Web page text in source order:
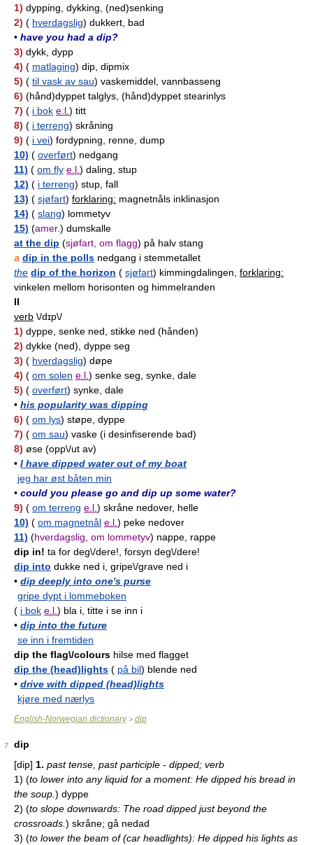
1) dypping, dykking, (ned)senking
2) ( hverdagslig) dukkert, bad
• have you had a dip?
3) dykk, dypp
4) ( matlaging) dip, dipmix
5) ( til vask av sau) vaskemiddel, vannbasseng
6) (hånd)dyppet talglys, (hånd)dyppet stearinlys
7) ( i bok e.l.) titt
8) ( i terreng) skråning
9) ( i vei) fordypning, renne, dump
10) ( overført) nedgang
11) ( om fly e.l.) daling, stup
12) ( i terreng) stup, fall
13) ( sjøfart) forklaring: magnetnåls inklinasjon
14) ( slang) lommetyv
15) (amer.) dumskalle
at the dip (sjøfart, om flagg) på halv stang
a dip in the polls nedgang i stemmetallet
the dip of the horizon ( sjøfart) kimmingdalingen, forklaring:
vinkelen mellom horisonten og himmelranden
II
verb \/dɪp\/
1) dyppe, senke ned, stikke ned (hånden)
2) dykke (ned), dyppe seg
3) ( hverdagslig) døpe
4) ( om solen e.l.) senke seg, synke, dale
5) ( overført) synke, dale
• his popularity was dipping
6) ( om lys) støpe, dyppe
7) ( om sau) vaske (i desinfiserende bad)
8) øse (opp\/ut av)
• I have dipped water out of my boat
jeg har øst båten min
• could you please go and dip up some water?
9) ( om terreng e.l.) skråne nedover, helle
10) ( om magnetnål e.l.) peke nedover
11) (hverdagslig, om lommetyv) nappe, rappe
dip in! ta for deg\/dere!, forsyn deg\/dere!
dip into dukke ned i, gripe\/grave ned i
• dip deeply into one's purse
gripe dypt i lommeboken
( i bok e.l.) bla i, titte i se inn i
• dip into the future
se inn i fremtiden
dip the flag\/colours hilse med flagget
dip the (head)lights ( på bil) blende ned
• drive with dipped (head)lights
kjøre med nærlys
English-Norwegian dictionary> dip
7
dip
[dip] 1. past tense, past participle - dipped; verb
1) (to lower into any liquid for a moment: He dipped his bread in
the soup.) dyppe
2) (to slope downwards: The road dipped just beyond the
crossroads.) skråne; gå nedad
3) (to lower the beam of (car headlights): He dipped his lights as